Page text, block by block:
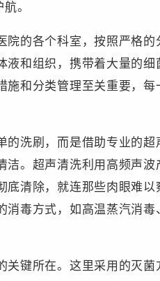
。
的各个科室，按照严格的
和组织，携带着大量的细
和分类管理至关重要，每
洗刷，而是借助专业的超
。超声清洗利用高频声波
清除，就连那些肉眼难以
毒方式，如高温蒸汽消
键所在。这里采用的灭菌